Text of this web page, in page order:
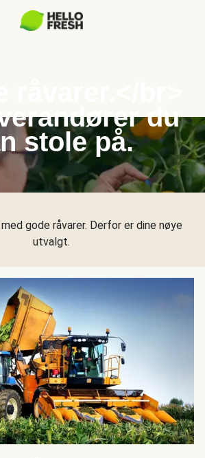
du
stole på.
gode råvarer. Derfor er dine nøye
utvalgt.